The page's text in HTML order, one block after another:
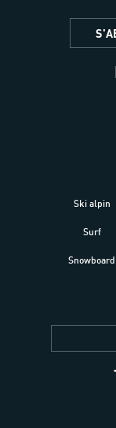
Ski alpin
Surf
Snowboard